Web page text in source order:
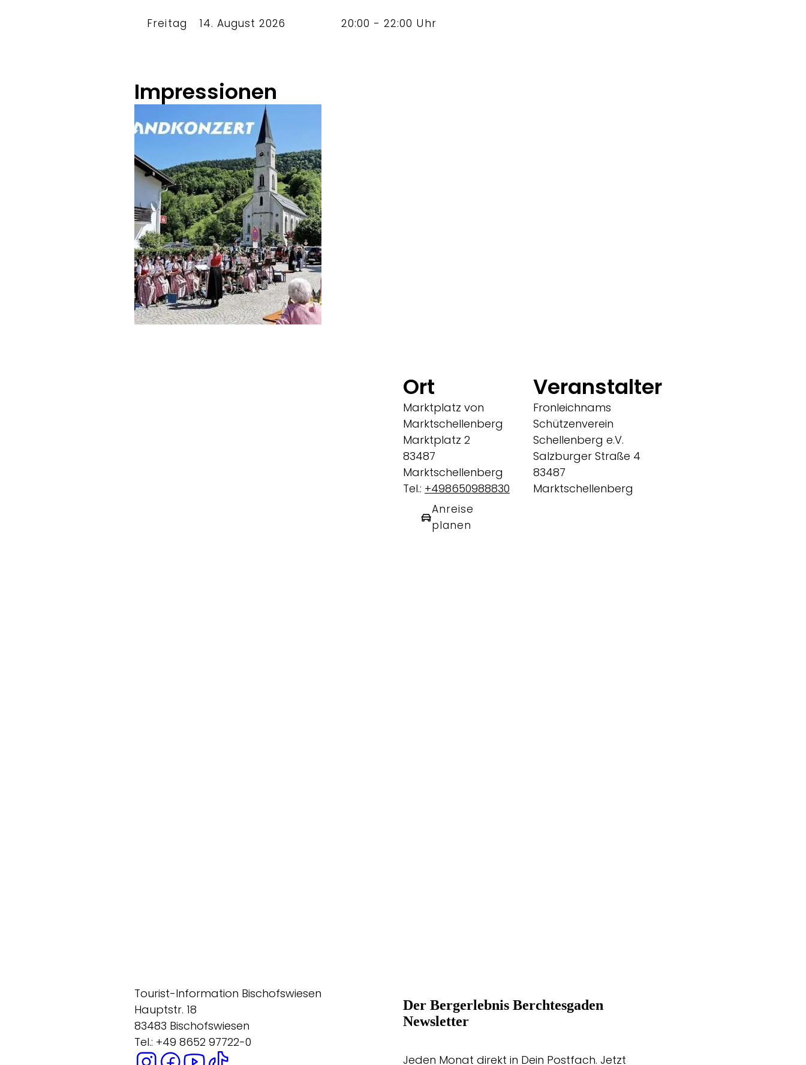
Freitag 14. August 2026 20:00 - 22:00 Uhr
Impressionen
Ort
Marktplatz von
Marktschellenberg
Marktplatz 2
83487
Marktschellenberg
Tel.: +498650988830
Anreise
planen
Veranstalter
Fronleichnams
Schützenverein
Schellenberg e.V.
Salzburger Straße 4
83487
Marktschellenberg
Tourist-Information Bischofswiesen
Hauptstr. 18
83483 Bischofswiesen
Tel.: +49 8652 97722-0
Der Bergerlebnis Berchtesgaden
Newsletter
Jeden Monat direkt in Dein Postfach. Jetzt